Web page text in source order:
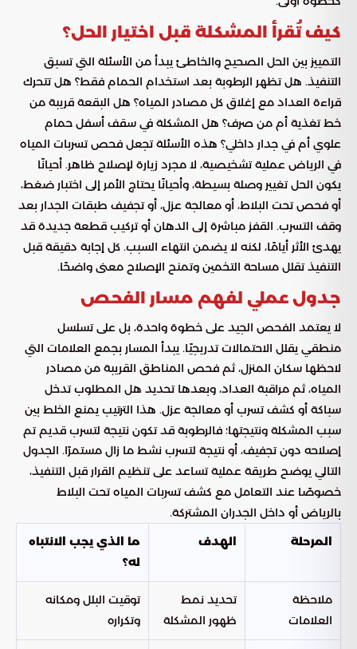
كيف تُقرأ المشكلة قبل اختيار الحل؟
التمييز بين الحل الصحيح والخاطئ يبدأ من الأسئلة التي تسبق
التنفيذ. هل تظهر الرطوبة بعد استخدام الحمام فقط؟ هل تتحرك
قراءة العداد مع إغلاق كل مصادر المياه؟ هل البقعة قريبة من
خط تغذية أم من صرف؟ هل المشكلة في سقف أسفل حمام
علوي أم في جدار داخلي؟ هذه الأسئلة تجعل فحص تسربات المياه
في الرياض عملية تشخيصية، لا مجرد زيارة لإصلاح ظاهر. أحيانًا
يكون الحل تغيير وصلة بسيطة، وأحيانًا يحتاج الأمر إلى اختبار ضغط،
أو فحص تحت البلاط، أو معالجة عزل، أو تجفيف طبقات الجدار بعد
وقف التسرب. القفز مباشرة إلى الدهان أو تركيب قطعة جديدة قد
يهدئ الأثر أيامًا، لكنه لا يضمن انتهاء السبب. كل إجابة دقيقة قبل
التنفيذ تقلل مساحة التخمين وتمنح الإصلاح معنى واضحًا.
جدول عملي لفهم مسار الفحص
لا يعتمد الفحص الجيد على خطوة واحدة، بل على تسلسل
منطقي يقلل الاحتمالات تدريجيًا. يبدأ المسار بجمع العلامات التي
لاحظها سكان المنزل، ثم فحص المناطق القريبة من مصادر
المياه، ثم مراقبة العداد، وبعدها تحديد هل المطلوب تدخل
سباكة أو كشف تسرب أو معالجة عزل. هذا الترتيب يمنع الخلط بين
سبب المشكلة ونتيجتها؛ فالرطوبة قد تكون نتيجة لتسرب قديم تم
إصلاحه دون تجفيف، أو نتيجة لتسرب نشط ما زال مستمرًا. الجدول
التالي يوضح طريقة عملية تساعد على تنظيم القرار قبل التنفيذ،
خصوصًا عند التعامل مع كشف تسربات المياه تحت البلاط
بالرياض أو داخل الجدران المشتركة.
المرحلة الهدف
ما الذي يجب الانتباه
له؟
ملاحظة
العلامات
تحديد نمط
ظهور المشكلة
توقيت البلل ومكانه
وتكراره